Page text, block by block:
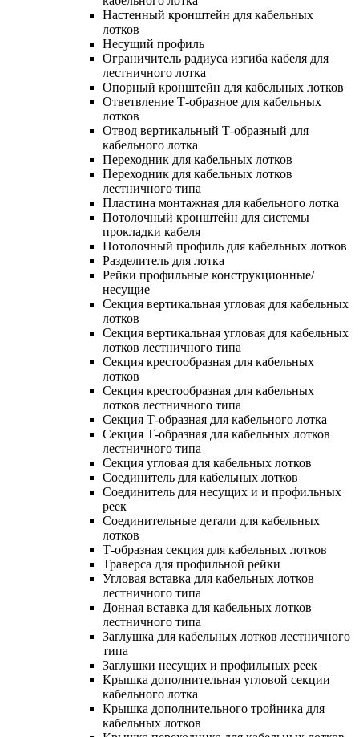
Настенный кронштейн для кабельных
лотков
Несущий профиль
Ограничитель радиуса изгиба кабеля для
лестничного лотка
Опорный кронштейн для кабельных лотков
Ответвление Т-образное для кабельных
лотков
Отвод вертикальный Т-образный для
кабельного лотка
Переходник для кабельных лотков
Переходник для кабельных лотков
лестничного типа
Пластина монтажная для кабельного лотка
Потолочный кронштейн для системы
прокладки кабеля
Потолочный профиль для кабельных лотков
Разделитель для лотка
Рейки профильные конструкционные/
несущие
Секция вертикальная угловая для кабельных
лотков
Секция вертикальная угловая для кабельных
лотков лестничного типа
Секция крестообразная для кабельных
лотков
Секция крестообразная для кабельных
лотков лестничного типа
Секция Т-образная для кабельного лотка
Секция Т-образная для кабельных лотков
лестничного типа
Секция угловая для кабельных лотков
Соединитель для кабельных лотков
Соединитель для несущих и и профильных
реек
Соединительные детали для кабельных
лотков
Т-образная секция для кабельных лотков
Траверса для профильной рейки
Угловая вставка для кабельных лотков
лестничного типа
Донная вставка для кабельных лотков
лестничного типа
Заглушка для кабельных лотков лестничного
типа
Заглушки несущих и профильных реек
Крышка дополнительная угловой секции
кабельного лотка
Крышка дополнительного тройника для
кабельных лотков